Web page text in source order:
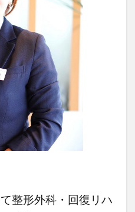
整形外科・回復リハ